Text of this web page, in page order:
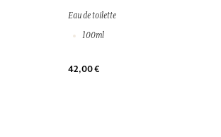
Eau de toilette
100ml
42,00 €